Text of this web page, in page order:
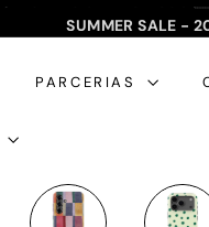
✈️ PORTES GRÁTIS:
SUMMER SALE -
PARCERIAS